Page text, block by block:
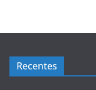
Recentes